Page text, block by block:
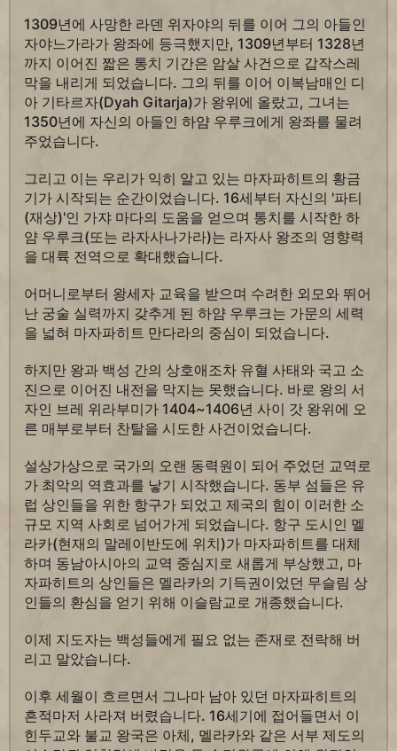
1309년에 사망한 라덴 위자야의 뒤를 이어 그의 아들인
자야느가라가 왕좌에 등극했지만, 1309년부터 1328년
까지 이어진 짧은 통치 기간은 암살 사건으로 갑작스레
막을 내리게 되었습니다. 그의 뒤를 이어 이복남매인 디
아 기타르자(Dyah Gitarja)가 왕위에 올랐고, 그녀는
1350년에 자신의 아들인 하얌 우루크에게 왕좌를 물려
주었습니다.
그리고 이는 우리가 익히 알고 있는 마자파히트의 황금
기가 시작되는 순간이었습니다. 16세부터 자신의 '파티
(재상)'인 가쟈 마다의 도움을 얻으며 통치를 시작한 하
얌 우루크(또는 라자사나가라)는 라자사 왕조의 영향력
을 대륙 전역으로 확대했습니다.
어머니로부터 왕세자 교육을 받으며 수려한 외모와 뛰어
난 궁술 실력까지 갖추게 된 하얌 우루크는 가문의 세력
을 넓혀 마자파히트 만다라의 중심이 되었습니다.
하지만 왕과 백성 간의 상호애조차 유혈 사태와 국고 소
진으로 이어진 내전을 막지는 못했습니다. 바로 왕의 서
자인 브레 위라부미가 1404~1406년 사이 갓 왕위에 오
른 매부로부터 찬탈을 시도한 사건이었습니다.
설상가상으로 국가의 오랜 동력원이 되어 주었던 교역로
가 최악의 역효과를 낳기 시작했습니다. 동부 섬들은 유
럽 상인들을 위한 항구가 되었고 제국의 힘이 이러한 소
규모 지역 사회로 넘어가게 되었습니다. 항구 도시인 멜
라카(현재의 말레이반도에 위치)가 마자파히트를 대체
하며 동남아시아의 교역 중심지로 새롭게 부상했고, 마
자파히트의 상인들은 멜라카의 기득권이었던 무슬림 상
인들의 환심을 얻기 위해 이슬람교로 개종했습니다.
이제 지도자는 백성들에게 필요 없는 존재로 전락해 버
리고 말았습니다.
이후 세월이 흐르면서 그나마 남아 있던 마자파히트의
흔적마저 사라져 버렸습니다. 16세기에 접어들면서 이
힌두교와 불교 왕국은 아체, 멜라카와 같은 서부 제도의